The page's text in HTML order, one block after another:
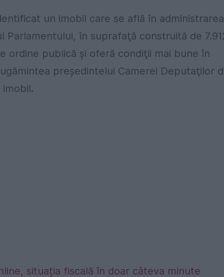
un imobil care se află în administrarea
în suprafaţă construită de
publică şi oferă condiţii mai bune în
preşedintelui Camerei Deputaţilor
situația fiscală în doar câteva minute